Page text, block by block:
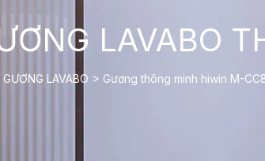
LAVABO
GƯƠNG LAVABO > Gương thông minh hiwin M-